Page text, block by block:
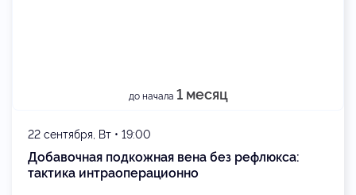
до начала 1 месяц
22 сентября, Вт • 19:00
Добавочная подкожная вена без рефлюкса:
тактика интраоперационно